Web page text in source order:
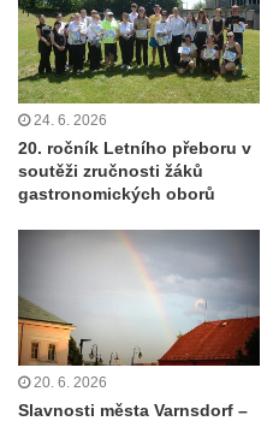
24. 6. 2026
20. ročník Letního přeboru v
soutěži zručnosti žáků
gastronomických oborů
20. 6. 2026
Slavnosti města Varnsdorf –